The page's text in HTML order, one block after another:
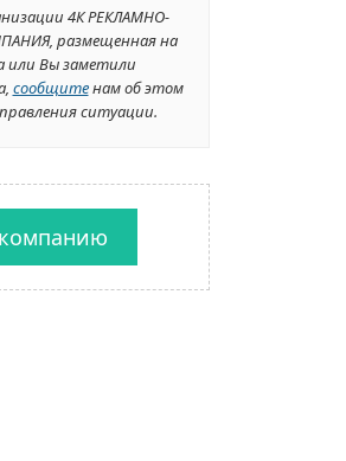
4К РЕКЛАМНО-
размещенная на
или Вы заметили
сообщитенам об этом
ситуации.